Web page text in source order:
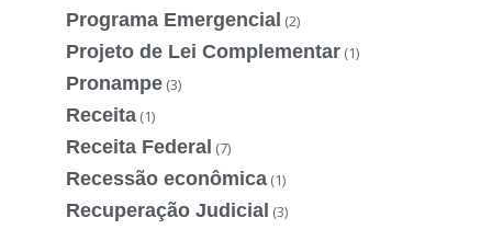
Programa Emergencial (2)
Projeto de Lei Complementar (1)
Pronampe (3)
Receita (1)
Receita Federal (7)
Recessão econômica (1)
Recuperação Judicial (3)